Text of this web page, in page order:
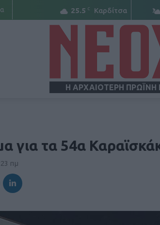
25.5 C Καρδίτσα
Η ΑΡΧΑΙΟΤΕΡΗ
για τα 54α
πμ